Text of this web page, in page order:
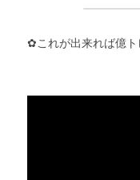
✿これが出来れば億ト